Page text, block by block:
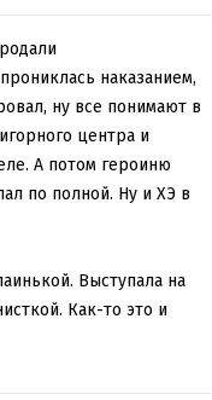
наказанием,
ну все понимают в
центра и
А потом героиню
по полной. Ну и ХЭ в
Выступала на
Как-то это и